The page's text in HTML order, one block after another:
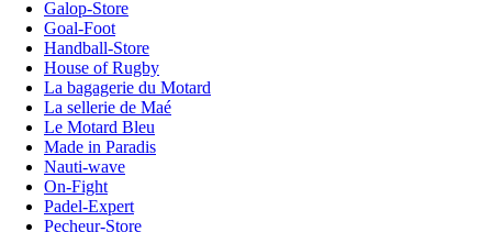
Galop-Store
Goal-Foot
Handball-Store
House of Rugby
La bagagerie du Motard
La sellerie de Maé
Le Motard Bleu
Made in Paradis
Nauti-wave
On-Fight
Padel-Expert
Pecheur-Store